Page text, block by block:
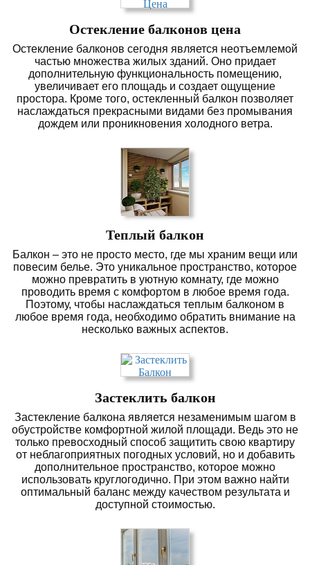
Остекление балконов цена
Остекление балконов сегодня является неотъемлемой
частью множества жилых зданий. Оно придает
дополнительную функциональность помещению,
увеличивает его площадь и создает ощущение
простора. Кроме того, остекленный балкон позволяет
наслаждаться прекрасными видами без промывания
дождем или проникновения холодного ветра.
Теплый балкон
Балкон – это не просто место, где мы храним вещи или
повесим белье. Это уникальное пространство, которое
можно превратить в уютную комнату, где можно
проводить время с комфортом в любое время года.
Поэтому, чтобы наслаждаться теплым балконом в
любое время года, необходимо обратить внимание на
несколько важных аспектов.
Застеклить балкон
Застекление балкона является незаменимым шагом в
обустройстве комфортной жилой площади. Ведь это не
только превосходный способ защитить свою квартиру
от неблагоприятных погодных условий, но и добавить
дополнительное пространство, которое можно
использовать круглогодично. При этом важно найти
оптимальный баланс между качеством результата и
доступной стоимостью.